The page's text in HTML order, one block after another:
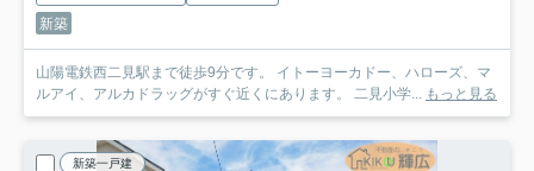
新築
山陽電鉄西二見駅まで徒歩9分です。 イトーヨーカドー、ハローズ、マ
ルアイ、アルカドラッグがすぐ近くにあります。 二見小学... もっと見る
新築一戸建